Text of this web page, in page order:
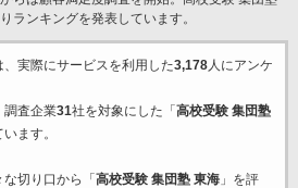
ランキングを発表しています。
実際にサービスを利用した3,178人にアンケ
調査企業31社を対象にした「 高校受験 集団塾
ます。
切り口から「 高校受験 集団塾 東海」を評